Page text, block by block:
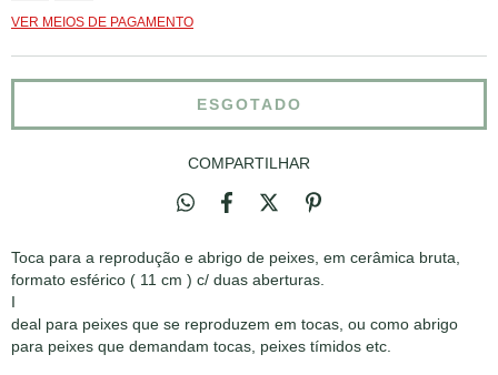
VER MEIOS DE PAGAMENTO
COMPARTILHAR
Toca para a reprodução e abrigo de peixes, em cerâmica bruta,
formato esférico ( 11 cm ) c/ duas aberturas.
I
deal para peixes que se reproduzem em tocas, ou como abrigo
para peixes que demandam tocas, peixes tímidos etc.